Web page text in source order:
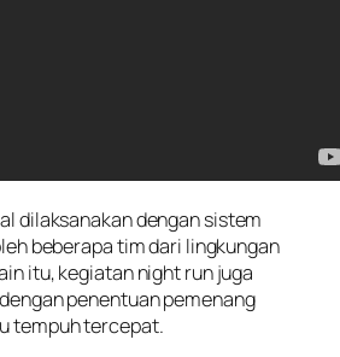
dilaksanakan dengan sistem
beberapa tim dari lingkungan
itu, kegiatan night run juga
penentuan pemenang
tempuh tercepat.